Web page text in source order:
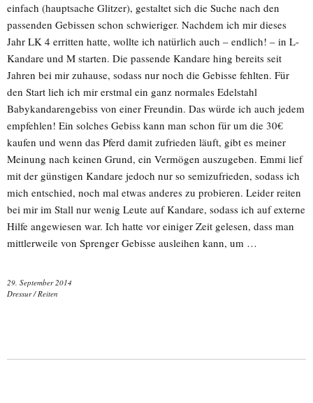
einfach (hauptsache Glitzer), gestaltet sich die Suche nach den
passenden Gebissen schon schwieriger. Nachdem ich mir dieses
Jahr LK 4 erritten hatte, wollte ich natürlich auch – endlich! – in L-
Kandare und M starten. Die passende Kandare hing bereits seit
Jahren bei mir zuhause, sodass nur noch die Gebisse fehlten. Für
den Start lieh ich mir erstmal ein ganz normales Edelstahl
Babykandarengebiss von einer Freundin. Das würde ich auch jedem
empfehlen! Ein solches Gebiss kann man schon für um die 30€
kaufen und wenn das Pferd damit zufrieden läuft, gibt es meiner
Meinung nach keinen Grund, ein Vermögen auszugeben. Emmi lief
mit der günstigen Kandare jedoch nur so semizufrieden, sodass ich
mich entschied, noch mal etwas anderes zu probieren. Leider reiten
bei mir im Stall nur wenig Leute auf Kandare, sodass ich auf externe
Hilfe angewiesen war. Ich hatte vor einiger Zeit gelesen, dass man
mittlerweile von Sprenger Gebisse ausleihen kann, um …
29. September 2014
Dressur/Reiten